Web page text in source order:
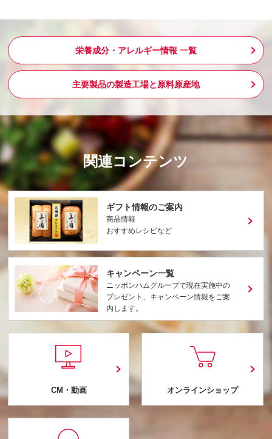
栄養成分・アレルギー情報 一覧
主要製品の製造工場と原料原産地
関連コンテンツ
ギフト情報のご案内
商品情報
おすすめレシピなど
キャンペーン一覧
ニッポンハムグループで現在実施中の
プレゼント、キャンペーン情報をご案
内します。
CM・動画 オンラインショップ